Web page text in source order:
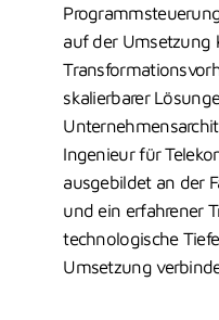
auf der Umsetzung
skalierbarer
Ingenieur für
ausgebildet an der
und ein erfahrener
technologische
Umsetzung